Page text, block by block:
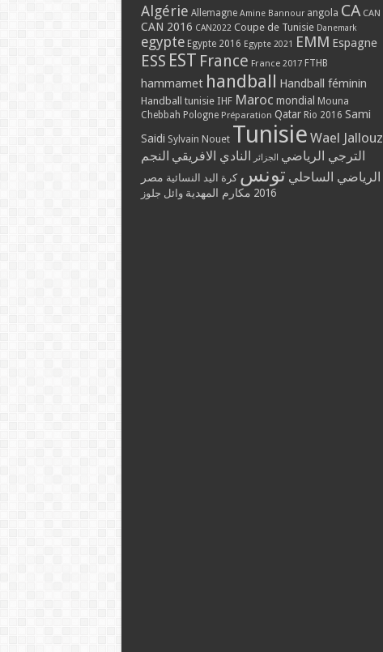
Algérie Allemagne Amine Bannour angola CA CAN
CAN 2016 CAN2022 Coupe de Tunisie Danemark
egypte Egypte 2016 Egypte 2021 EMM Espagne
ESS EST France France 2017 FTHB
hammamet handball Handball féminin
Handball tunisie IHF Maroc mondial
Mouna
Chebbah Pologne Préparation Qatar Rio 2016 Sami
Saidi Sylvain Nouet Tunisie Wael Jallouz
الترجي الرياضي الجزائر النادي الافريقي النجم
الرياضي الساحلي تونس كرة اليد النسائية مصر
2016 مكارم المهدية وائل جلوز